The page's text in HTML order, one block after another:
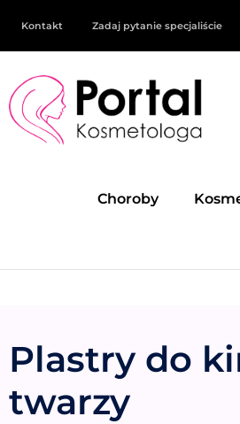
Kontakt Zadaj pytanie specjaliście
Choroby
Plastry do
twarzy